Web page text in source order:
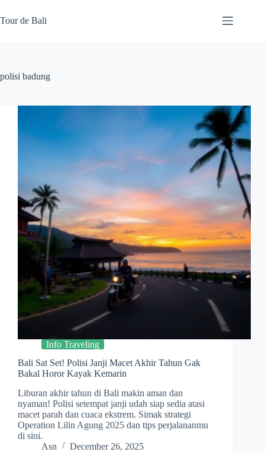
to
content
Tour de Bali
polisi badung
Info Traveling
Bali Sat Set! Polisi Janji Macet Akhir Tahun Gak
Bakal Horor Kayak Kemarin
Liburan akhir tahun di Bali makin aman dan
nyaman! Polisi setempat janji udah siap sedia atasi
macet parah dan cuaca ekstrem. Simak strategi
Operation Lilin Agung 2025 dan tips perjalananmu
di sini.
Asn
December 26, 2025